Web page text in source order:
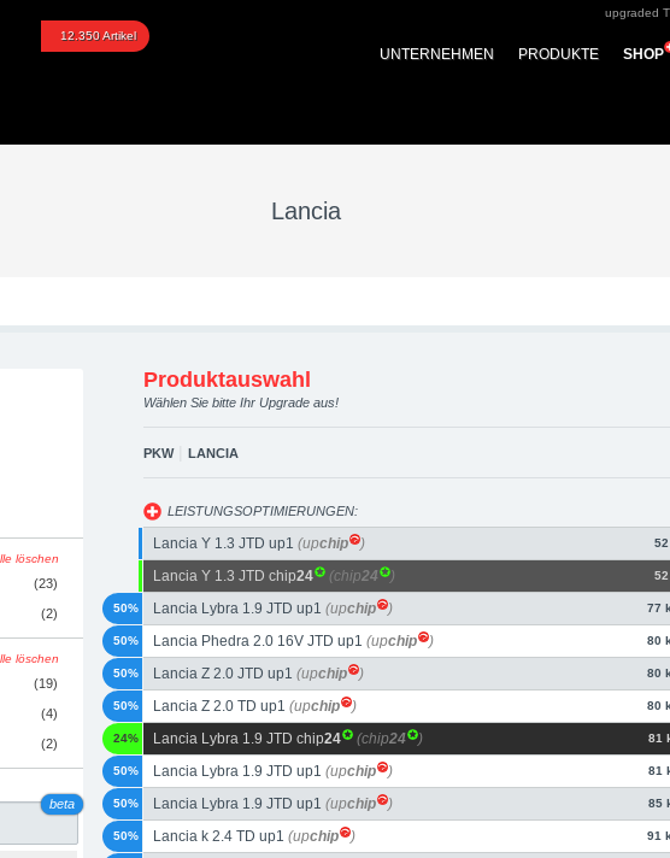
automotive group -
12.350 Artikel
SHOP
PRODUKTE
UNTERNEHMEN
upgraded
Lancia
löschen
(23)
(2)
löschen
(19)
(4)
(2)
beta
Produktauswahl
Wählen Sie bitte Ihr Upgrade aus!
PKW| LANCIA
LEISTUNGSOPTIMIERUNGEN:
Lancia Y 1.3 JTD up1 (upchip )
Lancia Y 1.3 JTD chip24 (chip24 )
Lancia Lybra 1.9 JTD up1 (upchip ) 77
50%
Lancia Phedra 2.0 16V JTD up1 (upchip ) 80
50%
Lancia Z 2.0 JTD up1 (upchip ) 80
50%
Lancia Z 2.0 TD up1 (upchip ) 80
50%
Lancia Lybra 1.9 JTD chip24 (chip24 ) 81
24%
Lancia Lybra 1.9 JTD up1 (upchip ) 81
50%
Lancia Lybra 1.9 JTD up1 (upchip ) 85
50%
Lancia k 2.4 TD up1 (upchip ) 91
50%